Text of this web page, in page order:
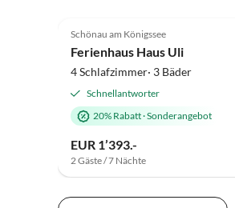
Schönau am Königssee
Ferienhaus Haus Uli
4 Schlafzimmer· 3 Bäder
Schnellantworter
20% Rabatt·Sonderangebot
EUR 1’393.-
2 Gäste / 7 Nächte